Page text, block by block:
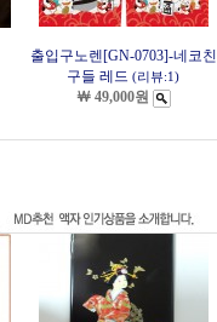
출입구노렌[GN-0703]-네코친
구들 레드 (리뷰:1)
￦ 49,000원